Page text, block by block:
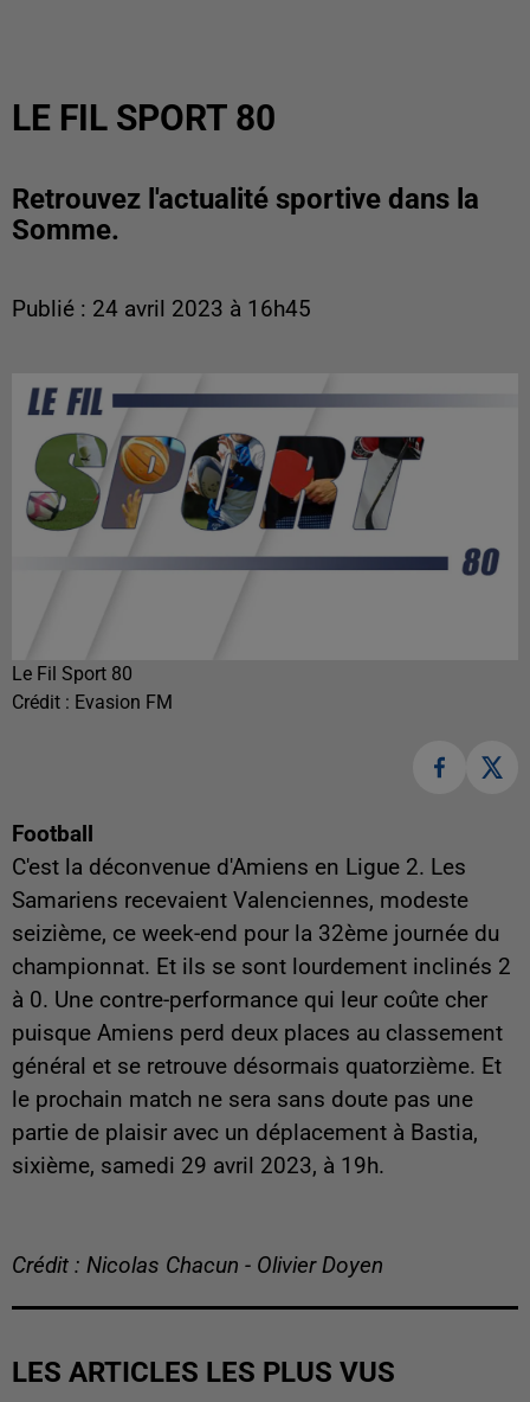
LE FIL SPORT 80
Retrouvez l'actualité sportive dans la
Somme.
Publié : 24 avril 2023 à 16h45
Le Fil Sport 80
Crédit : Evasion FM
Football
C'est la déconvenue d'Amiens en Ligue 2. Les
Samariens recevaient Valenciennes, modeste
seizième, ce week-end pour la 32ème journée du
championnat. Et ils se sont lourdement inclinés 2
à 0. Une contre-performance qui leur coûte cher
puisque Amiens perd deux places au classement
général et se retrouve désormais quatorzième. Et
le prochain match ne sera sans doute pas une
partie de plaisir avec un déplacement à Bastia,
sixième, samedi 29 avril 2023, à 19h.
Crédit : Nicolas Chacun - Olivier Doyen
LES ARTICLES LES PLUS VUS